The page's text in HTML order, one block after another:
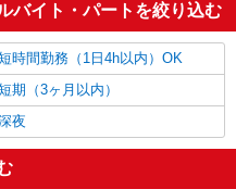
バイト・パートを絞り込む
時間勤務（1日4h以内）OK
期（3ヶ月以内）
夜